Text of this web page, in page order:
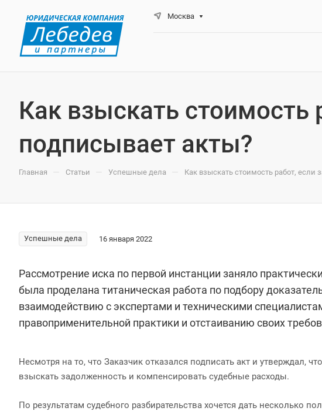
Москва
Как взыскать стоимость
подписывает акты?
Главная — Статьи — Успешные дела — Как взыскать стоимость работ, если
Успешные дела 16 января 2022
Рассмотрение иска по первой инстанции заняло
была проделана титаническая работа по подбору
взаимодействию с экспертами и техническими
правоприменительной практики и отстаиванию своих
Несмотря на то, что Заказчик отказался подписать акт и утверждал,
взыскать задолженность и компенсировать судебные расходы.
По результатам судебного разбирательства хочется дать несколько